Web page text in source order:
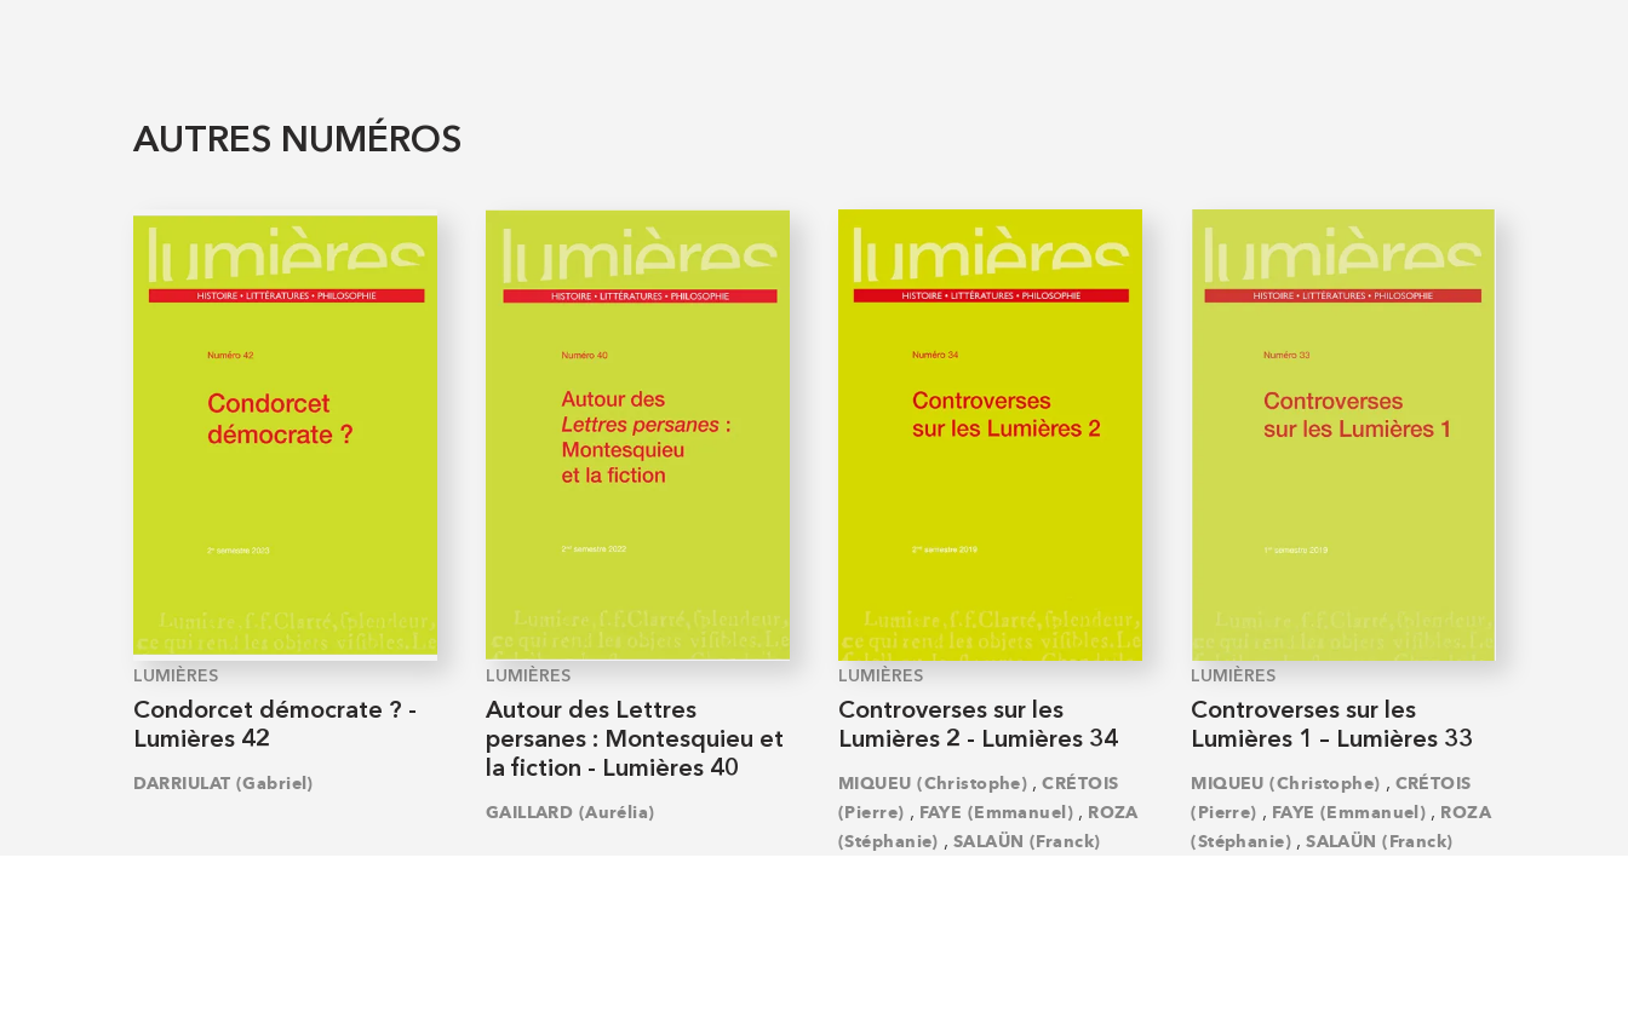
AUTRES NUMÉROS
LUMIÈRES
Condorcet démocrate ? -
Lumières 42
DARRIULAT (Gabriel)
LUMIÈRES
Autour des Lettres
persanes : Montesquieu et
la fiction - Lumières 40
GAILLARD (Aurélia)
LUMIÈRES
Controverses sur les
Lumières 2 - Lumières 34
MIQUEU (Christophe) ,CRÉTOIS
(Pierre) , FAYE (Emmanuel) , ROZA
(Stéphanie) , SALAÜN (Franck)
LUMIÈRES
Controverses sur les
Lumières 1 – Lumières 33
MIQUEU (Christophe) , CRÉTOIS
(Pierre) , FAYE (Emmanuel) , ROZA
(Stéphanie) ,SALAÜN (Franck)